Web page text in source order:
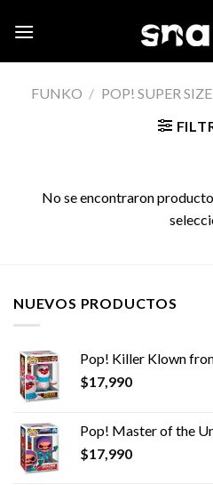
FUNKO / POP! SUPER
No se encontraron
NUEVOS PRODUCTOS
Pop! Killer Klown
$17,990
Pop! Master of the
$17,990